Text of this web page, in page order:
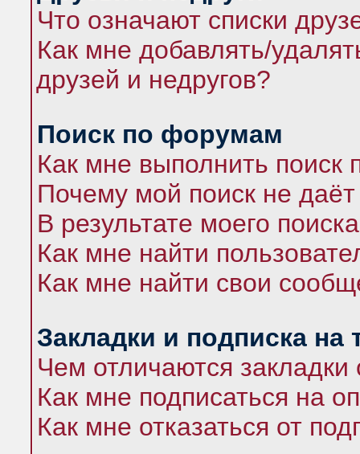
Что означают списки
Как мне добавлять/
друзей и недругов?
Поиск по форумам
Как мне выполнить
Почему мой поиск не даёт
В результате моего
Как мне найти
Как мне найти свои
Закладки и подписка на
Чем отличаются закладки
Как мне подписаться на
Как мне отказаться от